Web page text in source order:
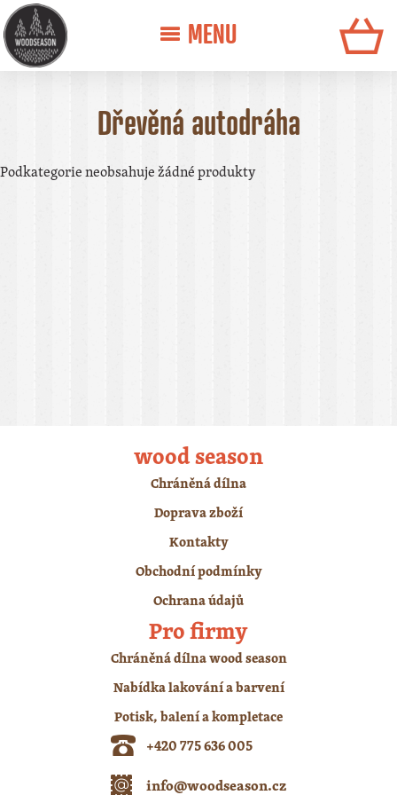
MENU
Dřevěná autodráha
Podkategorie neobsahuje žádné produkty
wood season
Chráněná dílna
Doprava zboží
Kontakty
Obchodní podmínky
Ochrana údajů
Pro firmy
Chráněná dílna wood season
Nabídka lakování a barvení
Potisk, balení a kompletace
+420 775 636 005
info@woodseason.cz